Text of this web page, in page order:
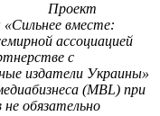
Проект
вместе:
ассоциацией
с
издатели Украины»
(MBL) при
обязательно